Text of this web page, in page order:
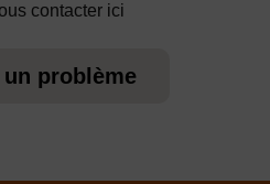
contacter ici
problème